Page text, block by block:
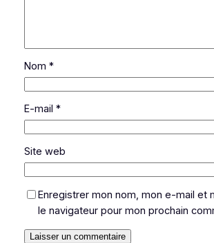
Nom *
E-mail *
Site web
Enregistrer mon nom, mon e-mail et
le navigateur pour mon prochain